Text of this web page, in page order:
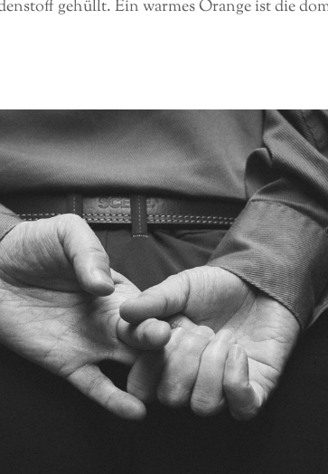
gehüllt. Ein warmes Orange ist die